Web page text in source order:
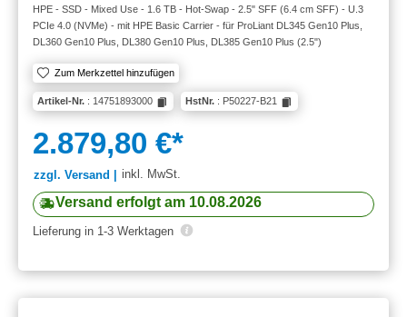
HPE - SSD - Mixed Use - 1.6 TB - Hot-Swap - 2.5" SFF (6.4 cm SFF) - U.3
PCIe 4.0 (NVMe) - mit HPE Basic Carrier - für ProLiant DL345 Gen10 Plus,
DL360 Gen10 Plus, DL380 Gen10 Plus, DL385 Gen10 Plus (2.5")
Zum Merkzettel hinzufügen
Artikel-Nr. : 14751893000 HstNr. : P50227-B21
2.879,80 €*
zzgl. Versand | inkl. MwSt.
Versand erfolgt am 10.08.2026
Lieferung in 1-3 Werktagen